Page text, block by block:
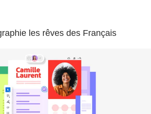
les rêves des Français